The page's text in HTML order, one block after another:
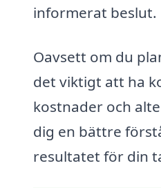
informerat beslut.
Oavsett om du
det viktigt att ha
kostnader och
dig en bättre
resultatet för din